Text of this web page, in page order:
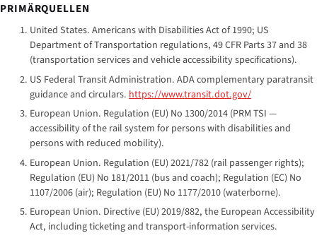
PRIMÄRQUELLEN
United States.Americans with Disabilities Act of 1990; US
Department of Transportation regulations, 49 CFR Parts 37 and 38
(transportation services and vehicle accessibility specifications).
US Federal Transit Administration.ADA complementary paratransit
guidance and circulars. https://www.transit.dot.gov/
European Union. Regulation (EU) No 1300/2014 (PRM TSI —
accessibility of the rail system for persons with disabilities and
persons with reduced mobility).
European Union. Regulation (EU) 2021/782 (rail passenger rights);
Regulation (EU) No 181/2011 (bus and coach); Regulation (EC) No
1107/2006 (air); Regulation (EU) No 1177/2010 (waterborne).
European Union. Directive (EU) 2019/882, the European Accessibility
Act, including ticketing and transport-information services.